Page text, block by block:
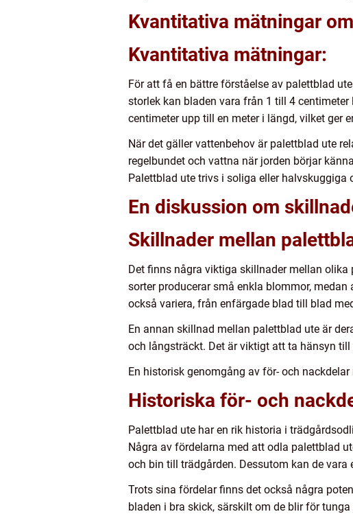
Kvantitativa mätningar
Kvantitativa mätningar:
För att få en bättre förståelse av palettblad
storlek kan bladen vara från 1 till 4
centimeter upp till en meter i längd, vilket ger
När det gäller vattenbehov är palettblad ute
regelbundet och vattna när jorden börjar
Palettblad ute trivs i soliga eller
En diskussion om
Skillnader mellan
Det finns några viktiga skillnader mellan
sorter producerar små enkla blommor,
också variera, från enfärgade blad till blad
En annan skillnad mellan palettblad ute är
och långsträckt. Det är viktigt att ta hänsyn
En historisk genomgång av för- och
Historiska för- och
Palettblad ute har en rik historia i
Några av fördelarna med att odla palettblad
och bin till trädgården. Dessutom kan de
Trots sina fördelar finns det också några
bladen i bra skick, särskilt om de blir för